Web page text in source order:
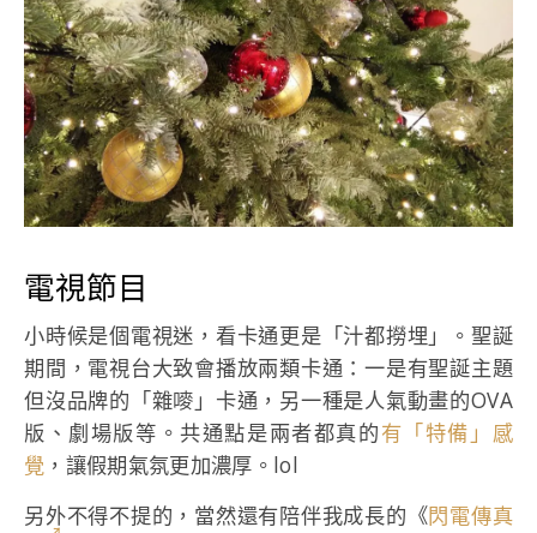
電視節目
小時候是個電視迷，看卡通更是「汁都撈埋」。聖誕
期間，電視台大致會播放兩類卡通：一是有聖誕主題
但沒品牌的「雜嘜」卡通，另一種是人氣動畫的OVA
版、劇場版等。共通點是兩者都真的有「特備」感
覺 ，讓假期氣氛更加濃厚。lol
另外不得不提的，當然還有陪伴我成長的《閃電傳真